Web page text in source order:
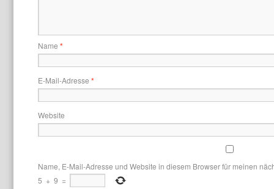
Name *
E-Mail-Adresse *
Website
Name, E-Mail-Adresse und Website in diesem Browser für meinen
5 + 9 =